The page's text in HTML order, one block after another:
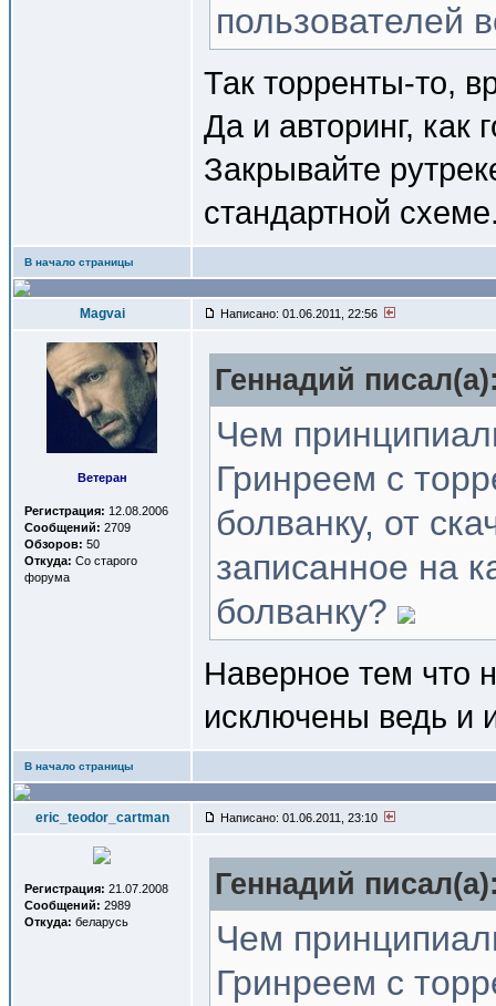
пользователей
Так торренты-то,
Да и авторинг, как
Закрывайте
стандартной
В начало страницы
Magvai Написано: 01.06.2011, 22:56
Ветеран
Регистрация: 12.08.2006
Сообщений: 2709
Обзоров: 50
Откуда: Со старого
форума
Геннадий
Чем
Гринреем с
болванку, от
записанное на
болванку?
Наверное тем что
исключены ведь и
В начало страницы
eric_teodor_cartman Написано: 01.06.2011, 23:10
Регистрация: 21.07.2008
Сообщений: 2989
Откуда: беларусь
Геннадий
Чем
Гринреем с